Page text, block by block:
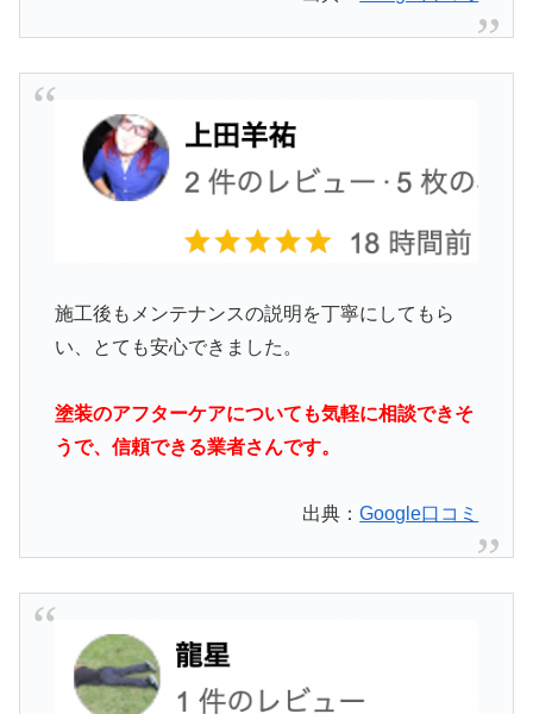
施工後もメンテナンスの説明を丁寧にしてもら
い、とても安心できました。
塗装のアフターケアについても気軽に相談できそ
うで、信頼できる業者さんです。
出典：Google口コミ